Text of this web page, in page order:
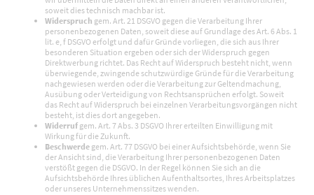
soweit dies technisch machbar ist.
Widerspruch gem. Art. 21 DSGVO gegen die Verarbeitung Ihrer
personenbezogenen Daten, soweit diese auf Grundlage des Art. 6 Abs. 1
lit. e, f DSGVO erfolgt und dafür Gründe vorliegen, die sich aus Ihrer
besonderen Situation ergeben oder sich der Widerspruch gegen
Direktwerbung richtet. Das Recht auf Widerspruch besteht nicht, wenn
überwiegende, zwingende schutzwürdige Gründe für die Verarbeitung
nachgewiesen werden oder die Verarbeitung zur Geltendmachung,
Ausübung oder Verteidigung von Rechtsansprüchen erfolgt. Soweit
das Recht auf Widerspruch bei einzelnen Verarbeitungsvorgängen nicht
besteht, ist dies dort angegeben.
Widerruf gem. Art. 7 Abs. 3 DSGVO Ihrer erteilten Einwilligung mit
Wirkung für die Zukunft.
Beschwerde gem. Art. 77 DSGVO bei einer Aufsichtsbehörde, wenn Sie
der Ansicht sind, die Verarbeitung Ihrer personenbezogenen Daten
verstößt gegen die DSGVO. In der Regel können Sie sich an die
Aufsichtsbehörde Ihres üblichen Aufenthaltsortes, Ihres Arbeitsplatzes
oder unseres Unternehmenssitzes wenden.